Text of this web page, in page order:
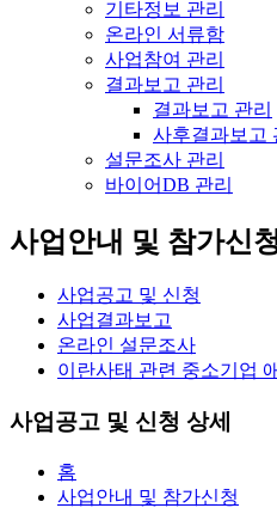
기타정보 관리
온라인 서류함
사업참여 관리
결과보고 관리
결과보고 관리
사후결과보고
설문조사 관리
바이어DB 관리
사업안내 및 참가신
사업공고 및 신청
사업결과보고
온라인 설문조사
이란사태 관련 중소기업
사업공고 및 신청 상세
홈
사업안내 및 참가신청